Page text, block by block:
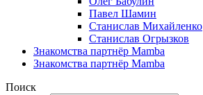
Павел Шамин
Станислав Михайленко
Станислав Огрызков
Знакомства партнёр Mamba
Знакомства партнёр Mamba
Поиск